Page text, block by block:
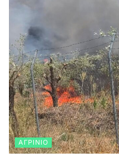
ΑΓΡΊΝΙΟ